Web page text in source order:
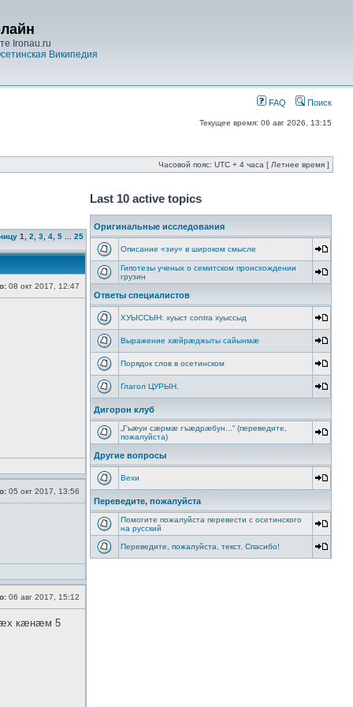
Ironau.ru
Википедия
FAQ Поиск
Текущее время: 06 авг 2026, 13:15
Часовой пояс: UTC + 4 часа [ Летнее время ]
1 2 3 4 5 25
08 окт 2017, 12:47
05 окт 2017, 13:56
06 авг 2017, 15:12
кæнæм 5
Last 10 active topics
Оригинальные исследования
Описание «зиу» в широком смысле
Гипотезы ученых о семитском происхождении
грузин
Ответы специалистов
ХУЫССЫН: хуыст contra хуыссыд
Выражение хæйрæджыты сайынмæ
Порядок слов в осетинском
Глагол ЦУРЫН.
Дигорон клуб
„Гъæуи сæрмæ гъæдрæбун...“ (переведите,
пожалуйста)
Другие вопросы
Вехи
Переведите, пожалуйста
Помогите пожалуйста перевести с осетинского
на русский
Переведите, пожалуйста, текст. Спасибо!